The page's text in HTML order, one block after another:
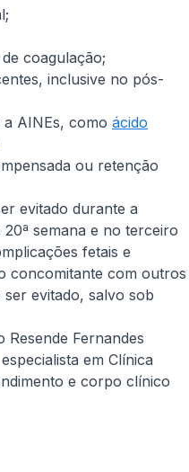
coagulação;
inclusive no pós-
AINEs, como ácido
ou retenção
evitado durante a
semana e no terceiro
fetais e
concomitante com outros
evitado, salvo sob
Resende Fernandes
em Clínica
e corpo clínico